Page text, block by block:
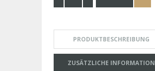
PRODUKTBESCHREIBUNG
ZUSÄTZLICHE INFORMATION